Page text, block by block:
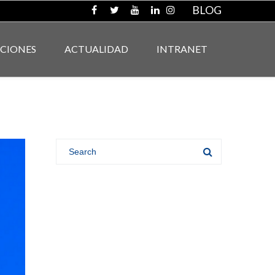
BLOG
ACTUALIDAD INTRANET